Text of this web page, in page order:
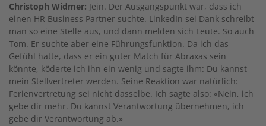
Christoph Widmer: Jein. Der Ausgangspunkt war, dass ich
einen HR Business Partner suchte. LinkedIn sei Dank schreibt
man so eine Stelle aus, und dann melden sich Leute. So auch
Tom. Er suchte aber eine Führungsfunktion. Da ich das
Gefühl hatte, dass er ein guter Match für Abraxas sein
könnte, köderte ich ihn ein wenig und sagte ihm: Du kannst
mein Stellvertreter werden. Seine Reaktion war natürlich:
Ferienvertretung sei nicht dasselbe. Ich sagte also: «Nein, ich
gebe dir mehr. Du kannst Verantwortung übernehmen, ich
gebe dir Verantwortung ab.»